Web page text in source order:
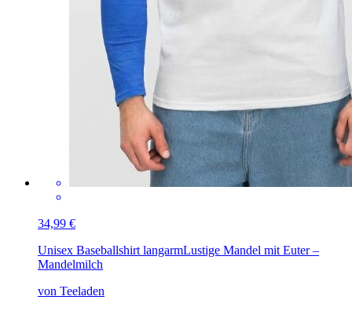
34,99 €
Unisex Baseballshirt langarmLustige Mandel mit Euter –
Mandelmilch
von Teeladen